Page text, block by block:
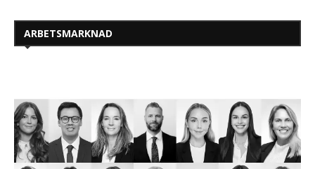
ARBETSMARKNAD